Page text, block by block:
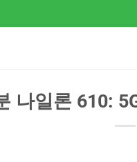
나일론 610: